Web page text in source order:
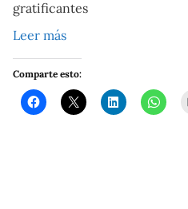
gratificantes
Leer más
Comparte esto: